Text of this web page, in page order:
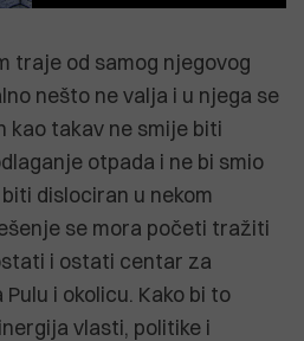
traje od samog njegovog
nešto ne valja i u njega se
kao takav ne smije biti
otpada i ne bi smio
dislociran u nekom
se mora početi tražiti
i ostati centar za
i okolicu. Kako bi to
vlasti, politike i